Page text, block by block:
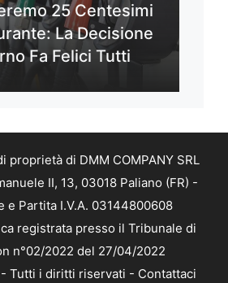
25 Centesimi
La Decisione
Fa Felici Tutti
proprietà di DMM COMPANY SRL
II, 13, 03018 Paliano (FR) -
e Partita I.V.A. 03144800608
registrata presso il Tribunale di
n°02/2022 del 27/04/2022
Tutti i diritti riservati - Contattaci